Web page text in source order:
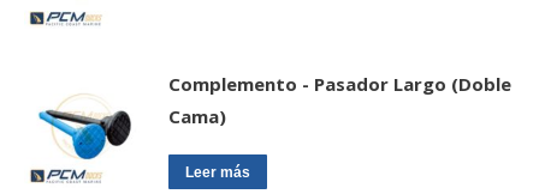
Complemento - Pasador Largo (Doble
Cama)
Leer más